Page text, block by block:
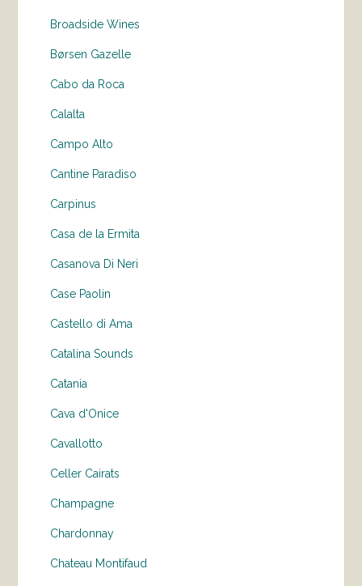
Broadside Wines
Børsen Gazelle
Cabo da Roca
Calalta
Campo Alto
Cantine Paradiso
Carpinus
Casa de la Ermita
Casanova Di Neri
Case Paolin
Castello di Ama
Catalina Sounds
Catania
Cava d'Onice
Cavallotto
Celler Cairats
Champagne
Chardonnay
Chateau Montifaud